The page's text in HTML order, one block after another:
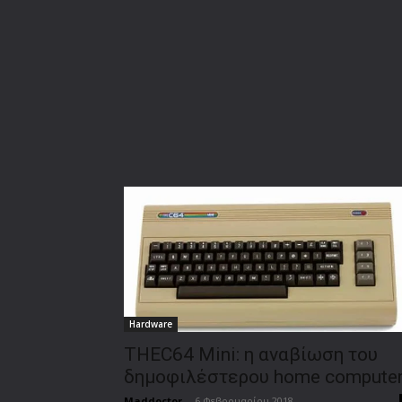
Hardware
THEC64 Mini: η αναβίωση του
δημοφιλέστερου home